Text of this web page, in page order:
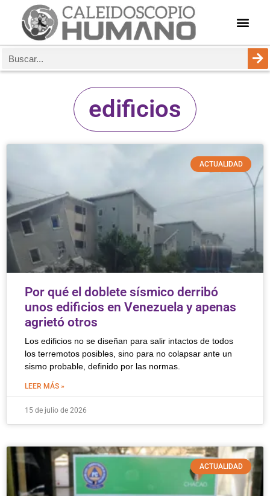
edificios
ACTUALIDAD
Por qué el doblete sísmico derribó
unos edificios en Venezuela y apenas
agrietó otros
Los edificios no se diseñan para salir intactos de todos
los terremotos posibles, sino para no colapsar ante un
sismo probable, definido por las normas.
LEER MÁS »
15 de julio de 2026
ACTUALIDAD